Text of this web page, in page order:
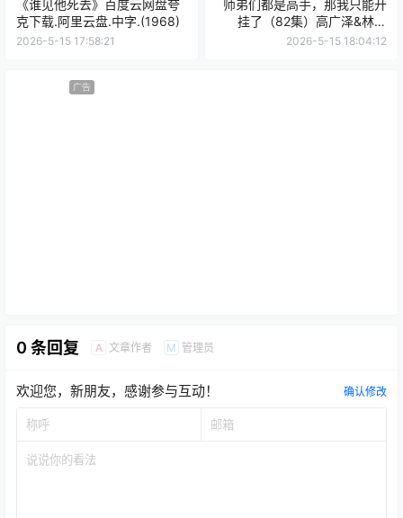
《谁见他死去》百度云网盘夸
克下载.阿里云盘.中字.(1968)
2026-5-15 17:58:21
师弟们都是高手，那我只能开
挂了（82集）高广泽&林惠
(2025)
2026-5-15 18:04:12
广告
0 条回复 A 文章作者 M 管理员
欢迎您，新朋友，感谢参与互动！ 确认修改